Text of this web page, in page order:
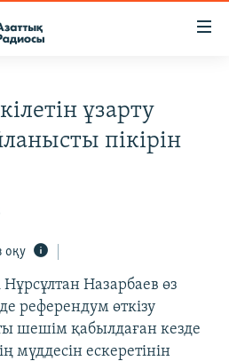
ұзарту
пікірін
оқу
Назарбаев өз
референдум өткізу
шешім қабылдаған кезде
мүддесін ескеретінін